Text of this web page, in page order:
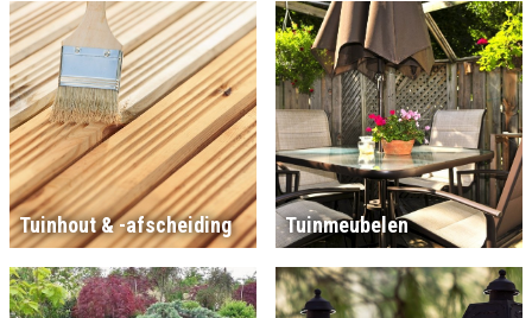
Tuinhout & -afscheiding Tuinmeubelen